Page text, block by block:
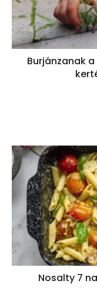
Burjánzanak
Nosalty 7